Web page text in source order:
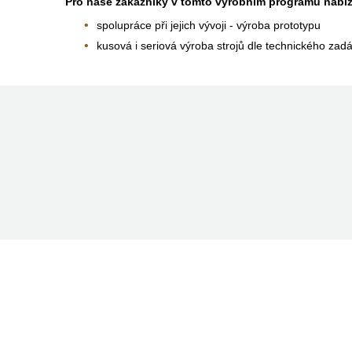
spolupráce při jejich vývoji - výroba prototypu
kusová i seriová výroba strojů dle technického